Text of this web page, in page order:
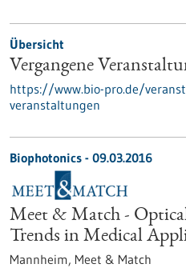
Übersicht
Vergangene
https://www.bio-pro.de/
veranstaltungen
Biophotonics - 09.03.2016
Meet & Match -
Trends in Medical
Mannheim, Meet & Match